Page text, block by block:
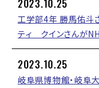
2023.10.25
工学部4年 勝馬佑斗
ティ クインさんが
2023.10.25
岐阜県博物館・岐阜